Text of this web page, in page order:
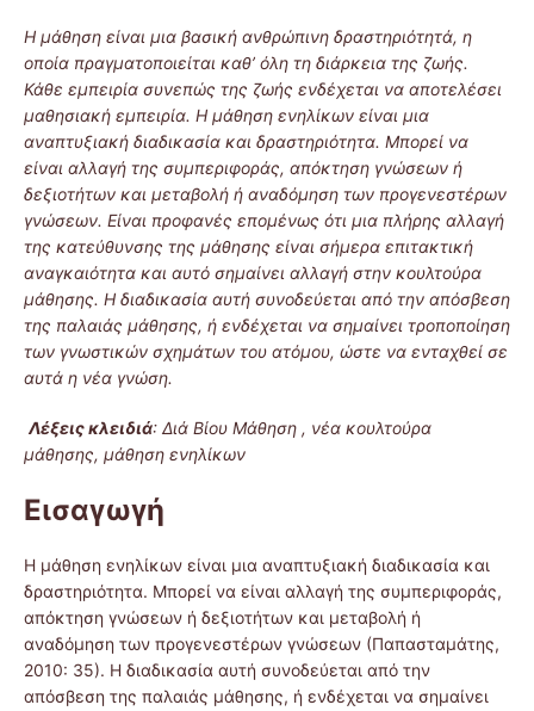
Η μάθηση είναι μια βασική ανθρώπινη δραστηριότητά, η
οποία πραγματοποιείται καθ’ όλη τη διάρκεια της ζωής.
Κάθε εμπειρία συνεπώς της ζωής ενδέχεται να αποτελέσει
μαθησιακή εμπειρία. Η μάθηση ενηλίκων είναι μια
αναπτυξιακή διαδικασία και δραστηριότητα. Μπορεί να
είναι αλλαγή της συμπεριφοράς, απόκτηση γνώσεων ή
δεξιοτήτων και μεταβολή ή αναδόμηση των προγενεστέρων
γνώσεων. Είναι προφανές επομένως ότι μια πλήρης αλλαγή
της κατεύθυνσης της μάθησης είναι σήμερα επιτακτική
αναγκαιότητα και αυτό σημαίνει αλλαγή στην κουλτούρα
μάθησης. Η διαδικασία αυτή συνοδεύεται από την απόσβεση
της παλαιάς μάθησης, ή ενδέχεται να σημαίνει τροποποίηση
των γνωστικών σχημάτων του ατόμου, ώστε να ενταχθεί σε
αυτά η νέα γνώση.
Λέξεις κλειδιά: Διά Βίου Μάθηση , νέα κουλτούρα
μάθησης, μάθηση ενηλίκων
Εισαγωγή
Η μάθηση ενηλίκων είναι μια αναπτυξιακή διαδικασία και
δραστηριότητα. Μπορεί να είναι αλλαγή της συμπεριφοράς,
απόκτηση γνώσεων ή δεξιοτήτων και μεταβολή ή
αναδόμηση των προγενεστέρων γνώσεων (Παπασταμάτης,
2010: 35). Η διαδικασία αυτή συνοδεύεται από την
απόσβεση της παλαιάς μάθησης, ή ενδέχεται να σημαίνει